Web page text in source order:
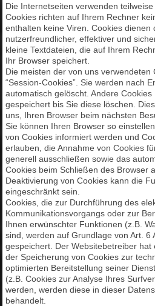
Die Internetseiten verwenden
Cookies richten auf Ihrem Rechner
enthalten keine Viren. Cookies dienen
nutzerfreundlicher, effektiver und
kleine Textdateien, die auf Ihrem
Ihr Browser speichert.
Die meisten der von uns verwendeten
“Session-Cookies”. Sie werden nach
automatisch gelöscht. Andere
gespeichert bis Sie diese löschen.
uns, Ihren Browser beim nächsten
Sie können Ihren Browser so
von Cookies informiert werden und
erlauben, die Annahme von Cookies
generell ausschließen sowie das
Cookies beim Schließen des Browser
Deaktivierung von Cookies kann die
eingeschränkt sein.
Cookies, die zur Durchführung des
Kommunikationsvorgangs oder zur
Ihnen erwünschter Funktionen (z.B.
sind, werden auf Grundlage von Art. 6
gespeichert. Der Websitebetreiber
der Speicherung von Cookies zur
optimierten Bereitstellung seiner
(z.B. Cookies zur Analyse Ihres
werden, werden diese in dieser
behandelt.